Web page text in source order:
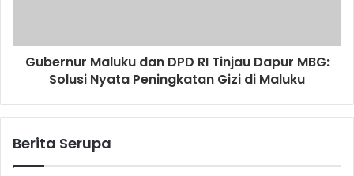
Gubernur Maluku dan DPD RI Tinjau Dapur MBG:
Solusi Nyata Peningkatan Gizi di Maluku
Berita Serupa